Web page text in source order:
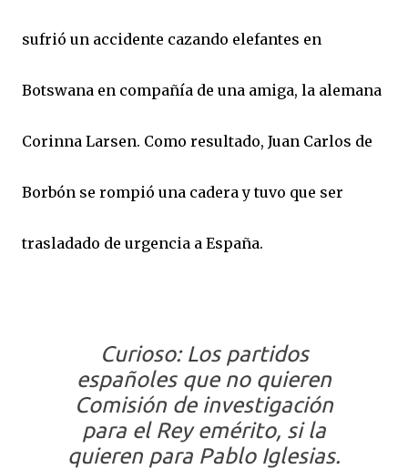
sufrió un accidente cazando elefantes en
Botswana en compañía de una amiga, la alemana
Corinna Larsen. Como resultado, Juan Carlos de
Borbón se rompió una cadera y tuvo que ser
trasladado de urgencia a España.
Curioso: Los partidos
españoles que no quieren
Comisión de investigación
para el Rey emérito, si la
quieren para Pablo Iglesias.